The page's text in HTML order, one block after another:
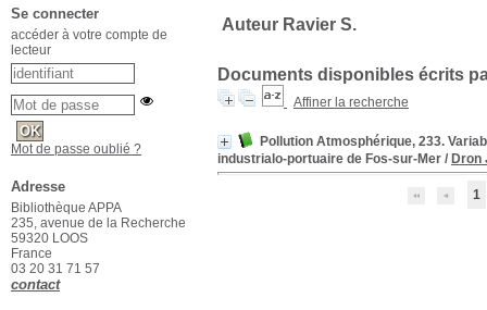
Auteur Ravier S.
Documents disponibles écrits
Affiner la recherche
Pollution Atmosphérique, 233.
industrialo-portuaire de Fos-sur-Mer / Dron
1
Se connecter
accéder à votre compte de
lecteur
Mot de passe oublié ?
Adresse
Bibliothèque APPA
235, avenue de la Recherche
59320 LOOS
France
03 20 31 71 57
contact